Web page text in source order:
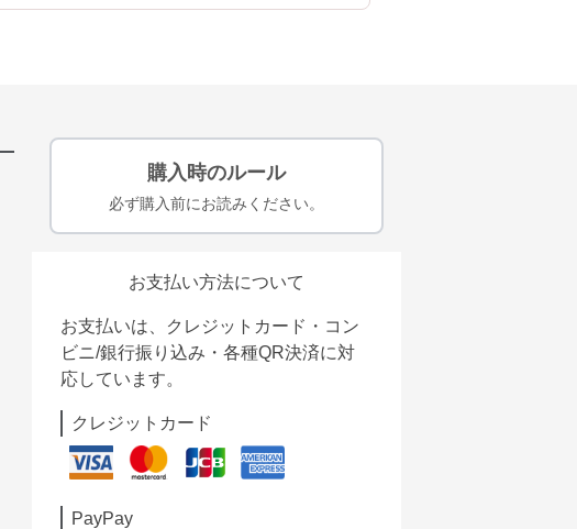
購入時のルール
必ず購入前にお読みください。
お支払い方法について
お支払いは、クレジットカード・コン
ビニ/銀行振り込み・各種QR決済に対
応しています。
クレジットカード
PayPay